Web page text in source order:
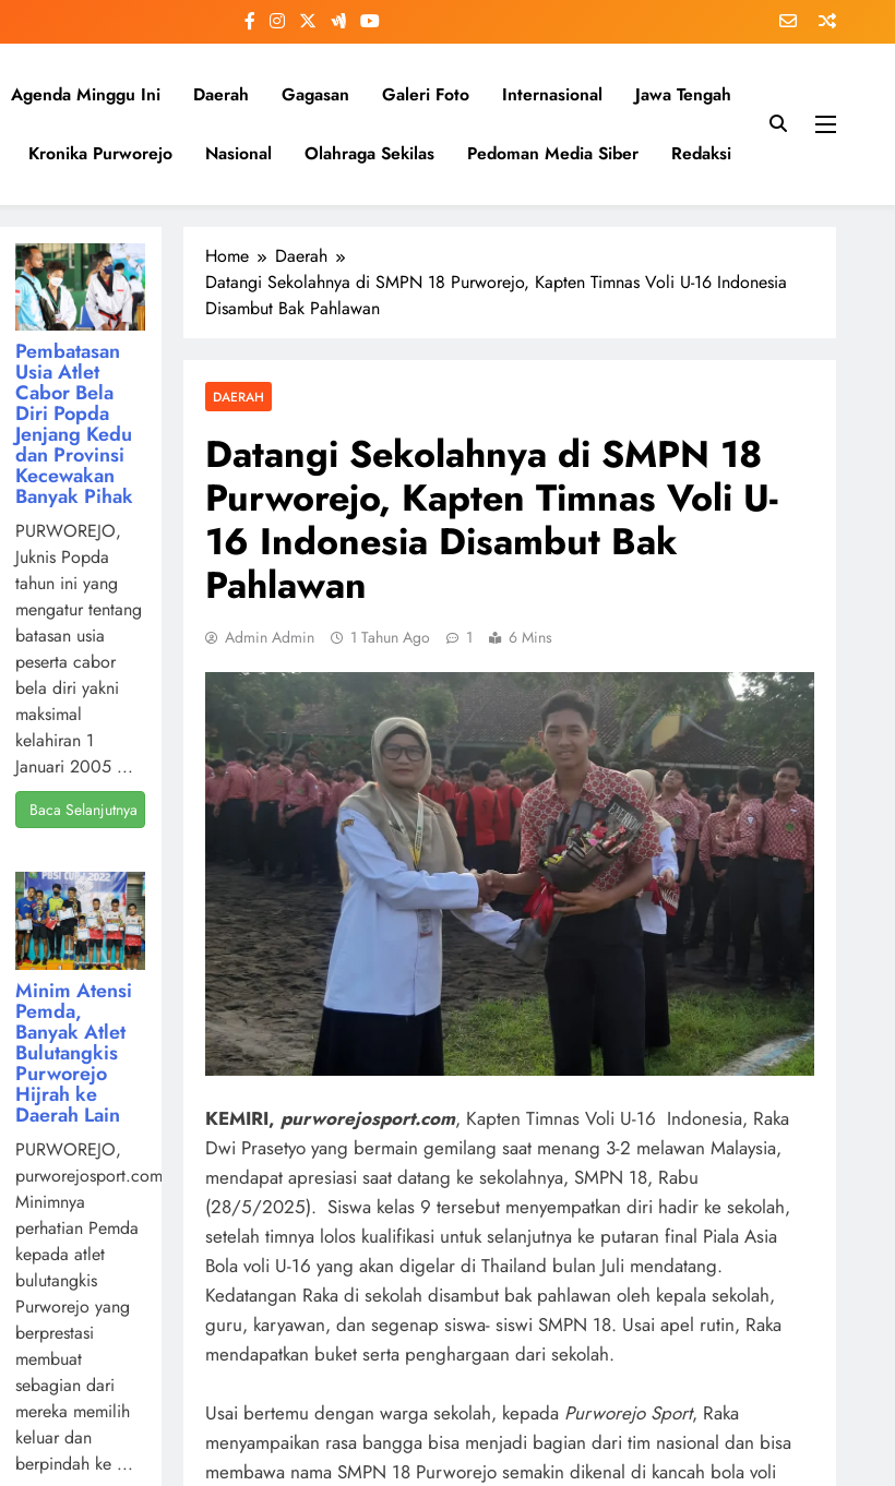
Agenda Minggu Ini Daerah Gagasan Galeri Foto Internasional Jawa Tengah
Kronika Purworejo Nasional Olahraga Sekilas Pedoman Media Siber Redaksi
Home
Daerah
Datangi Sekolahnya di SMPN 18 Purworejo, Kapten Timnas Voli U-16 Indonesia
Disambut Bak Pahlawan
DAERAH
Datangi Sekolahnya di SMPN 18
Purworejo, Kapten Timnas Voli U-
16 Indonesia Disambut Bak
Pahlawan
Admin Admin 1 Tahun Ago 1 6 Mins
KEMIRI, purworejosport.com, Kapten Timnas Voli U-16 Indonesia, Raka
Dwi Prasetyo yang bermain gemilang saat menang 3-2 melawan Malaysia,
mendapat apresiasi saat datang ke sekolahnya, SMPN 18, Rabu
(28/5/2025). Siswa kelas 9 tersebut menyempatkan diri hadir ke sekolah,
setelah timnya lolos kualifikasi untuk selanjutnya ke putaran final Piala Asia
Bola voli U-16 yang akan digelar di Thailand bulan Juli mendatang.
Kedatangan Raka di sekolah disambut bak pahlawan oleh kepala sekolah,
guru, karyawan, dan segenap siswa- siswi SMPN 18. Usai apel rutin, Raka
mendapatkan buket serta penghargaan dari sekolah.
Usai bertemu dengan warga sekolah, kepada Purworejo Sport, Raka
menyampaikan rasa bangga bisa menjadi bagian dari tim nasional dan bisa
membawa nama SMPN 18 Purworejo semakin dikenal di kancah bola voli
Pembatasan
Usia Atlet
Cabor Bela
Diri Popda
Jenjang Kedu
dan Provinsi
Kecewakan
Banyak Pihak
PURWOREJO,
Juknis Popda
tahun ini yang
mengatur tentang
batasan usia
peserta cabor
bela diri yakni
maksimal
kelahiran 1
Januari 2005 ...
Baca Selanjutnya
Minim Atensi
Pemda,
Banyak Atlet
Bulutangkis
Purworejo
Hijrah ke
Daerah Lain
PURWOREJO,
purworejosport.com,
Minimnya
perhatian Pemda
kepada atlet
bulutangkis
Purworejo yang
berprestasi
membuat
sebagian dari
mereka memilih
keluar dan
berpindah ke ...